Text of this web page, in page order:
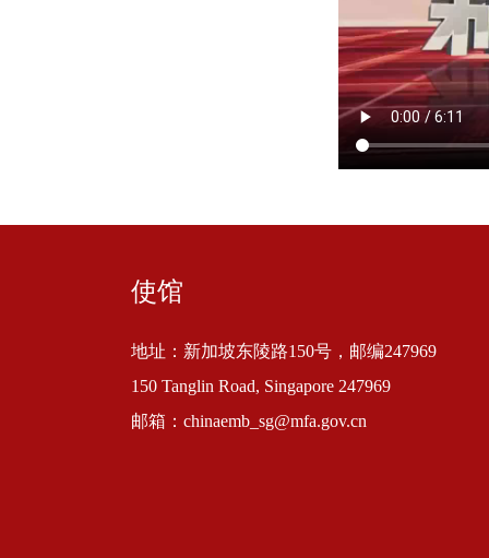
使馆
地址：新加坡东陵路150号，邮编247969
150 Tanglin Road, Singapore 247969
邮箱：chinaemb_sg@mfa.gov.cn